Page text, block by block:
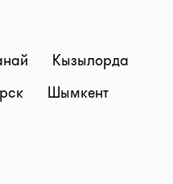
Кызылорда
Шымкент